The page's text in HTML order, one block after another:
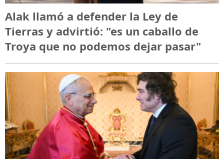
Alak llamó a defender la Ley de
Tierras y advirtió: "es un caballo de
Troya que no podemos dejar pasar"